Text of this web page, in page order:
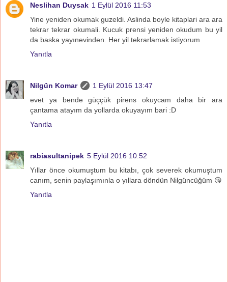
Neslihan Duysak 1 Eylül 2016 11:53
Yine yeniden okumak guzeldi. Aslinda boyle kitaplari ara ara
tekrar tekrar okumali. Kucuk prensi yeniden okudum bu yil
da baska yayınevinden. Her yil tekrarlamak istiyorum
Yanıtla
Nilgün Komar
1 Eylül 2016 13:47
evet ya bende güççük pirens okuycam daha bir ara
çantama atayım da yollarda okuyayım bari :D
Yanıtla
rabiasultanipek 5 Eylül 2016 10:52
Yıllar önce okumuştum bu kitabı, çok severek okumuştum
canım, senin paylaşımınla o yıllara döndün Nilgüncüğüm 😘
Yanıtla